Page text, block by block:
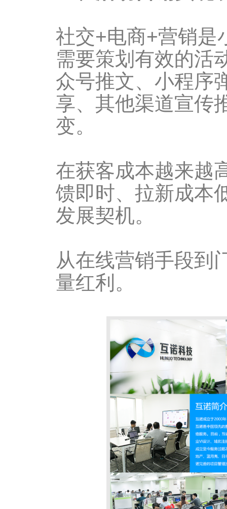
社交+电商+营销是
需要策划有效的活
众号推文、小程序
享、其他渠道宣传
变。
在获客成本越来越
馈即时、拉新成本
发展契机。
从在线营销手段到
量红利。